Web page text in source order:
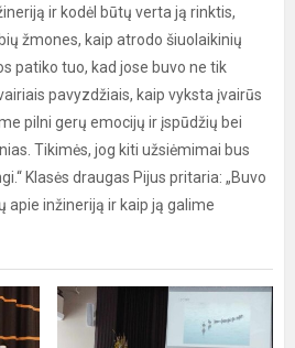
ir kodėl būtų verta ją rinktis,
žmones, kaip atrodo šiuolaikinių
patiko tuo, kad jose buvo ne tik
pavyzdžiais, kaip vyksta įvairūs
pilni gerų emocijų ir įspūdžių bei
Tikimės, jog kiti užsiėmimai bus
Klasės draugas Pijus pritaria: „Buvo
apie inžineriją ir kaip ją galime